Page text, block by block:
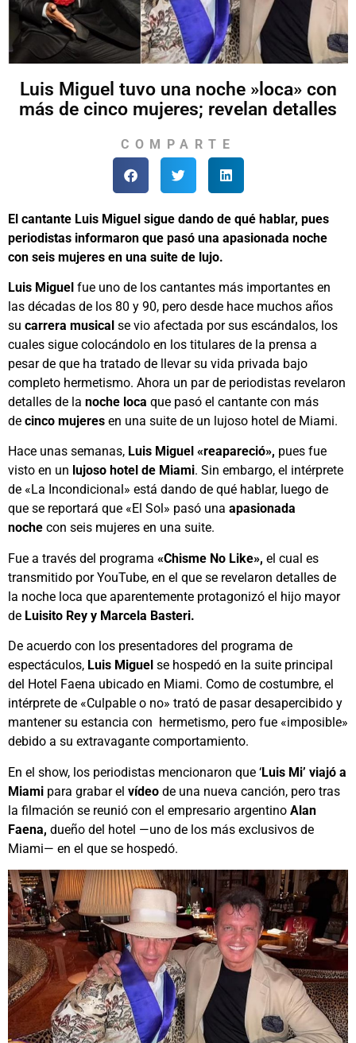
Luis Miguel tuvo una noche »loca» con
más de cinco mujeres; revelan detalles
COMPARTE
El cantante Luis Miguel sigue dando de qué hablar, pues
periodistas informaron que pasó una apasionada noche
con seis mujeres en una suite de lujo.
Luis Miguel fue uno de los cantantes más importantes en
las décadas de los 80 y 90, pero desde hace muchos años
su carrera musical se vio afectada por sus escándalos, los
cuales sigue colocándolo en los titulares de la prensa a
pesar de que ha tratado de llevar su vida privada bajo
completo hermetismo. Ahora un par de periodistas revelaron
detalles de la noche loca que pasó el cantante con más
de cinco mujeres en una suite de un lujoso hotel de Miami.
Hace unas semanas, Luis Miguel «reapareció», pues fue
visto en un lujoso hotel de Miami. Sin embargo, el intérprete
de «La Incondicional» está dando de qué hablar, luego de
que se reportará que «El Sol» pasó una apasionada
noche con seis mujeres en una suite.
Fue a través del programa «Chisme No Like», el cual es
transmitido por YouTube, en el que se revelaron detalles de
la noche loca que aparentemente protagonizó el hijo mayor
de Luisito Rey y Marcela Basteri.
De acuerdo con los presentadores del programa de
espectáculos, Luis Miguel se hospedó en la suite principal
del Hotel Faena ubicado en Miami. Como de costumbre, el
intérprete de «Culpable o no» trató de pasar desapercibido y
mantener su estancia con hermetismo, pero fue «imposible»
debido a su extravagante comportamiento.
En el show, los periodistas mencionaron que ‘Luis Mi’ viajó a
Miami para grabar el vídeo de una nueva canción, pero tras
la filmación se reunió con el empresario argentino Alan
Faena, dueño del hotel —uno de los más exclusivos de
Miami— en el que se hospedó.